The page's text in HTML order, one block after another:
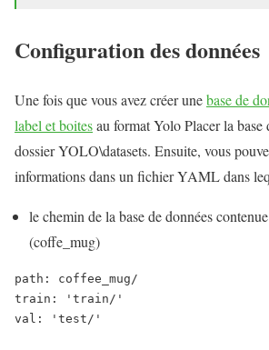
Configuration des données
Une fois que vous avez créer unebase de
label et boitesau format Yolo Placer la base
dossier YOLO\datasets. Ensuite, vous
informations dans un fichier YAML dans
le chemin de la base de données
(coffe_mug)
path: coffee_mug/
train: 'train/'
val: 'test/'